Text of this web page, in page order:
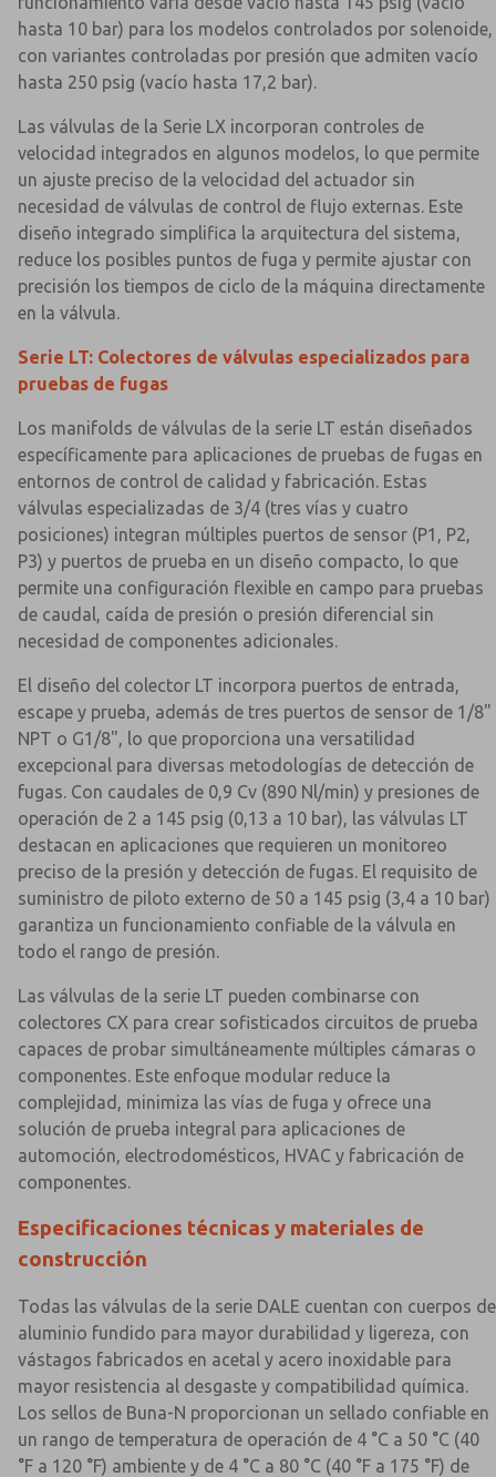
hasta 10 bar) para los modelos controlados por solenoide,
con variantes controladas por presión que admiten vacío
hasta 250 psig (vacío hasta 17,2 bar).
Las válvulas de la Serie LX incorporan controles de
velocidad integrados en algunos modelos, lo que permite
un ajuste preciso de la velocidad del actuador sin
necesidad de válvulas de control de flujo externas. Este
diseño integrado simplifica la arquitectura del sistema,
reduce los posibles puntos de fuga y permite ajustar con
precisión los tiempos de ciclo de la máquina directamente
en la válvula.
Serie LT: Colectores de válvulas especializados para
pruebas de fugas
Los manifolds de válvulas de la serie LT están diseñados
específicamente para aplicaciones de pruebas de fugas en
entornos de control de calidad y fabricación. Estas
válvulas especializadas de 3/4 (tres vías y cuatro
posiciones) integran múltiples puertos de sensor (P1, P2,
P3) y puertos de prueba en un diseño compacto, lo que
permite una configuración flexible en campo para pruebas
de caudal, caída de presión o presión diferencial sin
necesidad de componentes adicionales.
El diseño del colector LT incorpora puertos de entrada,
escape y prueba, además de tres puertos de sensor de 1/8"
NPT o G1/8", lo que proporciona una versatilidad
excepcional para diversas metodologías de detección de
fugas. Con caudales de 0,9 Cv (890 Nl/min) y presiones de
operación de 2 a 145 psig (0,13 a 10 bar), las válvulas LT
destacan en aplicaciones que requieren un monitoreo
preciso de la presión y detección de fugas. El requisito de
suministro de piloto externo de 50 a 145 psig (3,4 a 10 bar)
garantiza un funcionamiento confiable de la válvula en
todo el rango de presión.
Las válvulas de la serie LT pueden combinarse con
colectores CX para crear sofisticados circuitos de prueba
capaces de probar simultáneamente múltiples cámaras o
componentes. Este enfoque modular reduce la
complejidad, minimiza las vías de fuga y ofrece una
solución de prueba integral para aplicaciones de
automoción, electrodomésticos, HVAC y fabricación de
componentes.
Especificaciones técnicas y materiales de
construcción
Todas las válvulas de la serie DALE cuentan con cuerpos de
aluminio fundido para mayor durabilidad y ligereza, con
vástagos fabricados en acetal y acero inoxidable para
mayor resistencia al desgaste y compatibilidad química.
Los sellos de Buna-N proporcionan un sellado confiable en
un rango de temperatura de operación de 4 °C a 50 °C (40
°F a 120 °F) ambiente y de 4 °C a 80 °C (40 °F a 175 °F) de
×
×